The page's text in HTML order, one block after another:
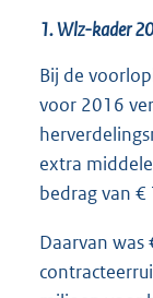
1. Wlz-kader
Bij de
voor 2016
extra
bedrag van
Daarvan was